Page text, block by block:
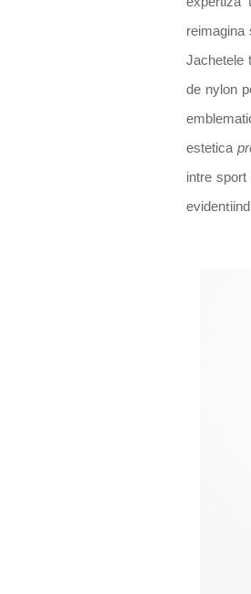
reimagina
Jachetele
de nylon
estetica
intre sport
evident